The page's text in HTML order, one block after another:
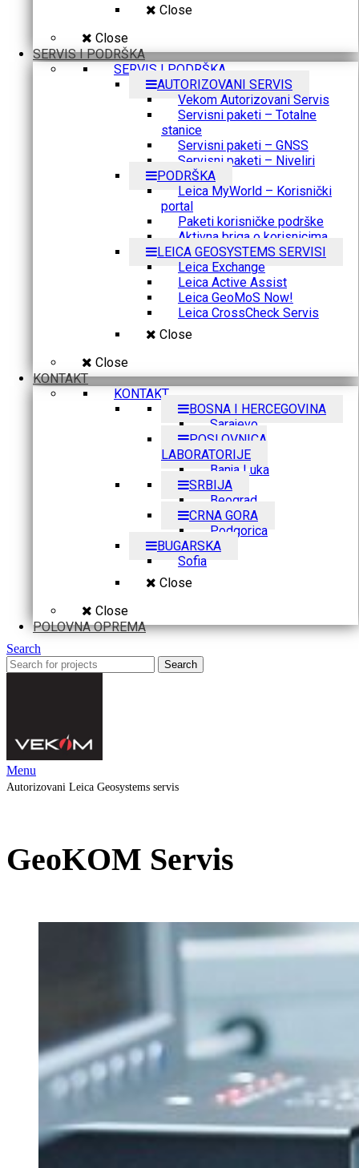
Close
Close
SERVIS I PODRŠKA
SERVIS I PODRŠKA
AUTORIZOVANI SERVIS
Vekom Autorizovani Servis
Servisni paketi – Totalne
stanice
Servisni paketi – GNSS
Servisni paketi – Niveliri
PODRŠKA
Leica MyWorld – Korisnički
portal
Paketi korisničke podrške
Aktivna briga o korisnicima
LEICA GEOSYSTEMS SERVISI
Leica Exchange
Leica Active Assist
Leica GeoMoS Now!
Leica CrossCheck Servis
Close
Close
KONTAKT
KONTAKT
BOSNA I HERCEGOVINA
Sarajevo
POSLOVNICA
LABORATORIJE
Banja Luka
SRBIJA
Beograd
CRNA GORA
Podgorica
BUGARSKA
Sofia
Close
Close
POLOVNA OPREMA
Search
Search
Menu
Autorizovani Leica Geosystems servis
GeoKOM Servis